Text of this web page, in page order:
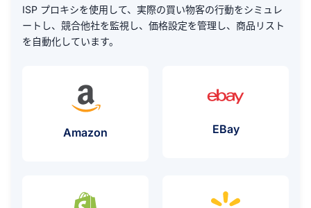
ISP プロキシを使用して、実際の買い物客の行動をシミュレ
ートし、競合他社を監視し、価格設定を管理し、商品リスト
を自動化しています。
Amazon EBayプロキシの使